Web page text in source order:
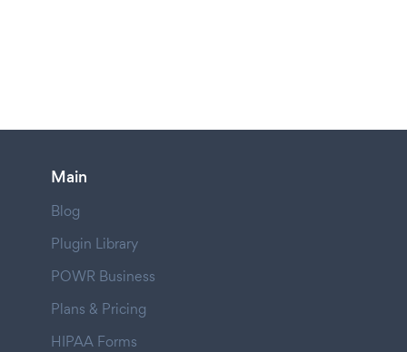
Main
Blog
Plugin Library
POWR Business
Plans & Pricing
HIPAA Forms